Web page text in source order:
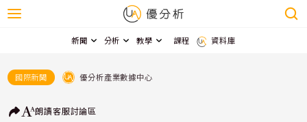
新聞 分析 教學 課程 資料庫
國際新聞 優分析產業數據中心
朗讀客服討論區